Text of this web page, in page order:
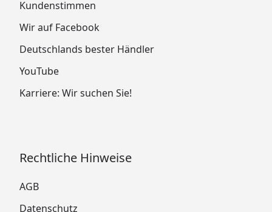
Kundenstimmen
Wir auf Facebook
Deutschlands bester Händler
YouTube
Karriere: Wir suchen Sie!
Rechtliche Hinweise
AGB
Datenschutz